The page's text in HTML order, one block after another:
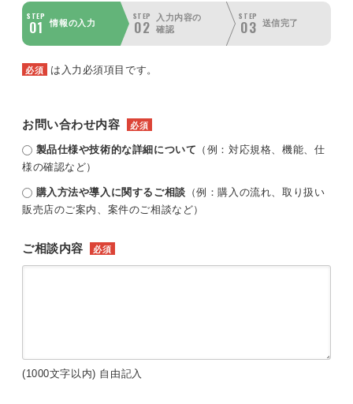
STEP
01 情報の入力
STEP
02
入力内容の
確認
STEP
03 送信完了
必須 は入力必須項目です。
お問い合わせ内容 必須
製品仕様や技術的な詳細について （例：対応規格、機能、仕
様の確認など）
購入方法や導入に関するご相談 （例：購入の流れ、取り扱い
販売店のご案内、案件のご相談など）
ご相談内容 必須
(1000文字以内) 自由記入